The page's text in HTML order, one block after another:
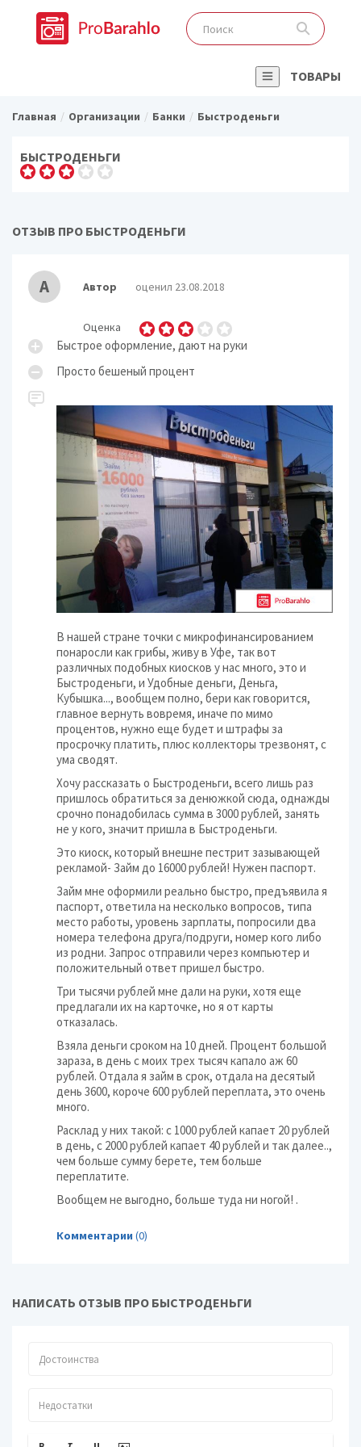
ТОВАРЫ
Главная Организации Банки Быстроденьги
БЫСТРОДЕНЬГИ
ОТЗЫВ ПРО БЫСТРОДЕНЬГИ
А Автор оценил 23.08.2018
Оценка
Быстрое оформление, дают на руки
Просто бешеный процент
В нашей стране точки с микрофинансированием
понаросли как грибы, живу в Уфе, так вот
различных подобных киосков у нас много, это и
Быстроденьги, и Удобные деньги, Деньга,
Кубышка..., вообщем полно, бери как говорится,
главное вернуть вовремя, иначе по мимо
процентов, нужно еще будет и штрафы за
просрочку платить, плюс коллекторы трезвонят, с
ума сводят.
Хочу рассказать о Быстроденьги, всего лишь раз
пришлось обратиться за денюжкой сюда, однажды
срочно понадобилась сумма в 3000 рублей, занять
не у кого, значит пришла в Быстроденьги.
Это киоск, который внешне пестрит зазывающей
рекламой- Займ до 16000 рублей! Нужен паспорт.
Займ мне оформили реально быстро, предъявила я
паспорт, ответила на несколько вопросов, типа
место работы, уровень зарплаты, попросили два
номера телефона друга/подруги, номер кого либо
из родни. Запрос отправили через компьютер и
положительный ответ пришел быстро.
Три тысячи рублей мне дали на руки, хотя еще
предлагали их на карточке, но я от карты
отказалась.
Взяла деньги сроком на 10 дней. Процент большой
зараза, в день с моих трех тысяч капало аж 60
рублей. Отдала я займ в срок, отдала на десятый
день 3600, короче 600 рублей переплата, это очень
много.
Расклад у них такой: с 1000 рублей капает 20 рублей
в день, с 2000 рублей капает 40 рублей и так далее..,
чем больше сумму берете, тем больше
переплатите.
Вообщем не выгодно, больше туда ни ногой! .
Комментарии (0)
НАПИСАТЬ ОТЗЫВ ПРО БЫСТРОДЕНЬГИ